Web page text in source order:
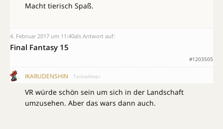
Macht tierisch Spaß.
4. Februar 2017 um 11:40als Antwort auf:
Final Fantasy 15
#1203505
IKARUDENSHIN Teilnehmer
VR würde schön sein um sich in der Landschaft
umzusehen. Aber das wars dann auch.